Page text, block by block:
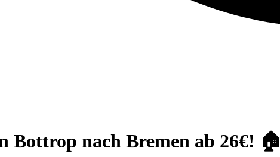
Bottrop nach Bremen ab 26€! 🏠